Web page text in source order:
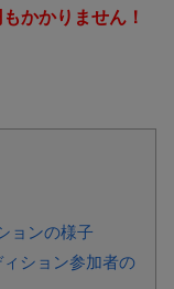
かかりません！
ョンの様子
ション参加者の